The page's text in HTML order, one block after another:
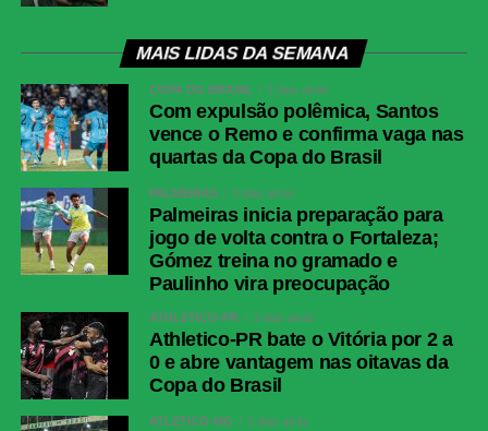
MAIS LIDAS DA SEMANA
COPA DO BRASIL 2 dias atrás
Com expulsão polêmica, Santos
vence o Remo e confirma vaga nas
quartas da Copa do Brasil
PALMEIRAS 3 dias atrás
Palmeiras inicia preparação para
jogo de volta contra o Fortaleza;
Gómez treina no gramado e
Paulinho vira preocupação
ATHLETICO-PR 3 dias atrás
Athletico-PR bate o Vitória por 2 a
0 e abre vantagem nas oitavas da
Copa do Brasil
ATLÉTICO-MG 2 dias atrás